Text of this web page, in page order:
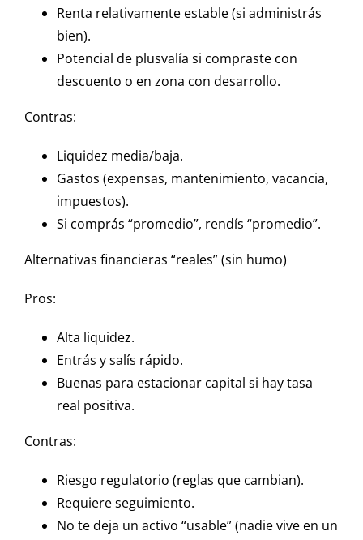
Renta relativamente estable (si administrás
bien).
Potencial de plusvalía si compraste con
descuento o en zona con desarrollo.
Contras:
Liquidez media/baja.
Gastos (expensas, mantenimiento, vacancia,
impuestos).
Si comprás “promedio”, rendís “promedio”.
Alternativas financieras “reales” (sin humo)
Pros:
Alta liquidez.
Entrás y salís rápido.
Buenas para estacionar capital si hay tasa
real positiva.
Contras:
Riesgo regulatorio (reglas que cambian).
Requiere seguimiento.
No te deja un activo “usable” (nadie vive en un